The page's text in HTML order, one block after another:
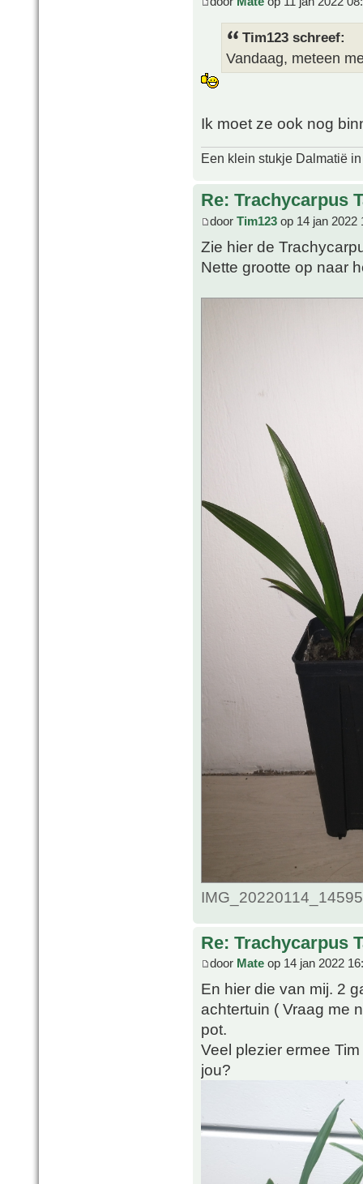
Tim123 schreef:
Vandaag, meteen
Ik moet ze ook nog
Een klein stukje Dalmatië
Re: Trachycarpus
door Tim123 op 14 jan 2022
Zie hier de
Nette grootte op naar
Re: Trachycarpus
door Mate op 14 jan 2022
En hier die van mij. 2
achtertuin ( Vraag me
pot.
Veel plezier ermee
jou?